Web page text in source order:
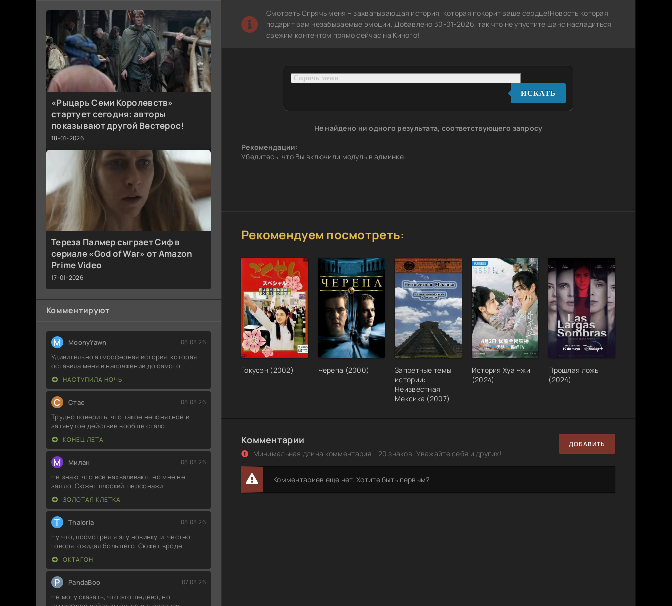
«Рыцарь Семи Королевств»
стартует сегодня: авторы
показывают другой Вестерос!
18-01-2026
Тереза Палмер сыграет Сиф в
сериале «God of War» от Amazon
Prime Video
17-01-2026
Комментируют
M MoonyYawn 08.08.26
Удивительно атмосферная история, которая
оставила меня в напряжении до самого
НАСТУПИЛА НОЧЬ
С Стас 08.08.26
Трудно поверить, что такое непонятное и
затянутое действие вообще стало
КОНЕЦ ЛЕТА
М Милан 08.08.26
Не знаю, что все нахваливают, но мне не
зашло. Сюжет плоский, персонажи
ЗОЛОТАЯ КЛЕТКА
T Thaloria 08.08.26
Ну что, посмотрел я эту новинку, и, честно
говоря, ожидал большего. Сюжет вроде
ОКТАГОН
P PandaBoo 07.08.26
Не могу сказать, что это шедевр, но
Смотреть Спрячь меня – захватывающая история, которая покорит ваше сердце!Новость которая
подарит вам незабываемые эмоции. Добавлено 30-01-2026, так что не упустите шанс насладиться
свежим контентом прямо сейчас на Киного!
ИСКАТЬ
Не найдено ни одного результата, соответствующего запросу
Рекомендации:
Убедитесь, что Вы включили модуль в админке.
Рекомендуем посмотреть:
Гокусэн (2002) Черепа (2000)
Запретные темы
истории:
Неизвестная
Мексика (2007)
История Хуа Чжи
(2024)
Прошлая ложь
(2024)
Комментарии
Минимальная длина комментария - 20 знаков. Уважайте себя и других!
ДОБАВИТЬ
Комментариев еще нет. Хотите быть первым?